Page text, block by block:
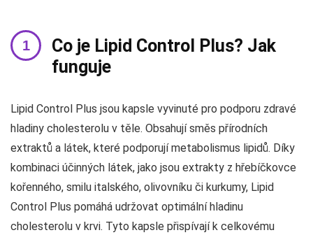
Co je Lipid Control Plus? Jak
funguje
Lipid Control Plus jsou kapsle vyvinuté pro podporu zdravé
hladiny cholesterolu v těle. Obsahují směs přírodních
extraktů a látek, které podporují metabolismus lipidů. Díky
kombinaci účinných látek, jako jsou extrakty z hřebíčkovce
kořenného, smilu italského, olivovníku či kurkumy, Lipid
Control Plus pomáhá udržovat optimální hladinu
cholesterolu v krvi. Tyto kapsle přispívají k celkovému